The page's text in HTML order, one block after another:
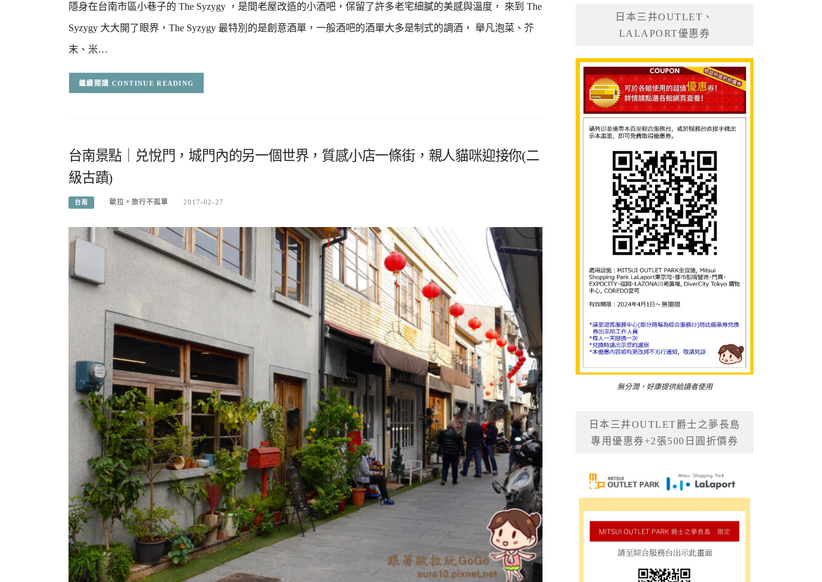
隱身在台南市區小巷子的 The Syzygy ，是間老屋改造的小酒吧，保留了許多老宅細膩的美感與溫度， 來到 The
Syzygy 大大開了眼界，The Syzygy 最特別的是創意酒單，一般酒吧的酒單大多是制式的調酒， 舉凡泡菜、芥
末、米…
CONTINUE READING
台南景點｜兑悅門，城門內的另一個世界，質感小店一條街，親人貓咪迎接你(二
級古蹟)
台南 歐拉。旅行不孤單 2017-02-27
日本三井OUTLET、
LALAPORT優惠券
無分潤，好康提供給讀者使用
日本三井OUTLET爵士之夢長島
專用優惠券+2張500日圓折價券